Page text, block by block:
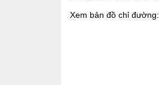
Xem bản đồ chỉ đường: